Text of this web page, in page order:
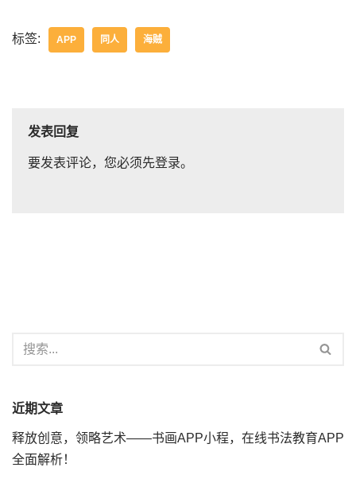
标签: APP 同人 海贼
发表回复
要发表评论，您必须先登录。
近期文章
释放创意，领略艺术——书画APP小程，在线书法教育APP
全面解析！